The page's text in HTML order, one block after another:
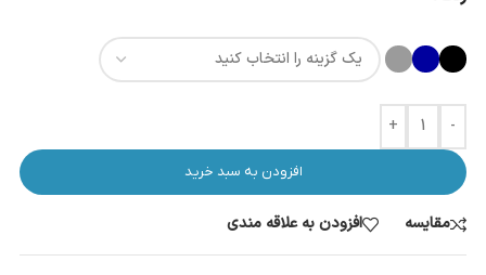
-
+
افزودن به سبد خرید
مقایسه افزودن به علاقه مندی